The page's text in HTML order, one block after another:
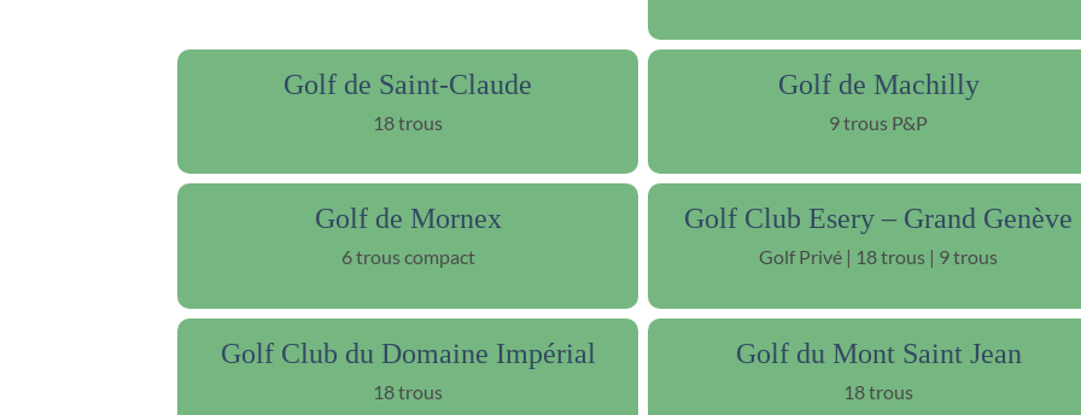
Golf de Saint-Claude
18 trous
Golf de Machilly
9 trous P&P
Golf de Mornex
6 trous compact
Golf Club Esery – Grand Genève
Golf Privé | 18 trous | 9 trous
Golf Club du Domaine Impérial
18 trous
Golf du Mont Saint Jean
18 trous